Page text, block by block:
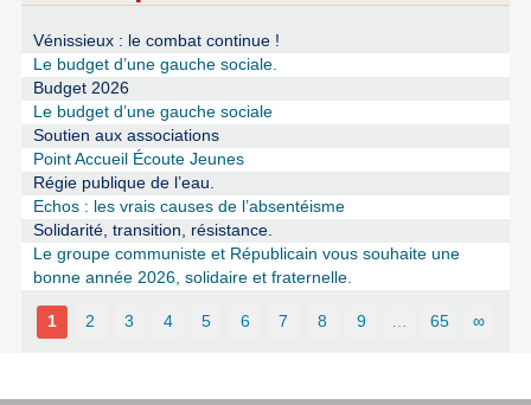
Vénissieux : le combat continue !
Le budget d’une gauche sociale.
Budget 2026
Le budget d’une gauche sociale
Soutien aux associations
Point Accueil Écoute Jeunes
Régie publique de l’eau.
Echos : les vrais causes de l’absentéisme
Solidarité, transition, résistance.
Le groupe communiste et Républicain vous souhaite une
bonne année 2026, solidaire et fraternelle.
1 2 3 4 5 6 7 8 9 65 ∞